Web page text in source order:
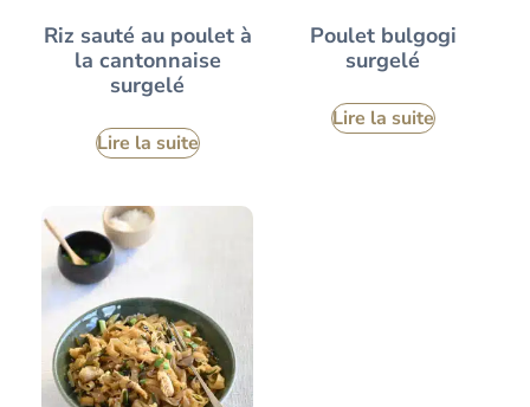
Riz sauté au poulet à
la cantonnaise
surgelé
Lire la suite
Poulet bulgogi
surgelé
Lire la suite